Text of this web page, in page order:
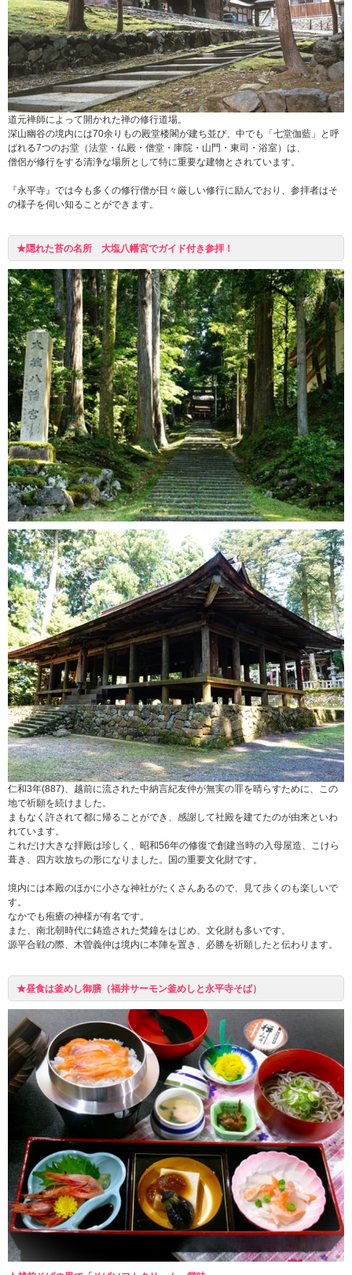
道元禅師によって開かれた禅の修行道場。
深山幽谷の境内には70余りもの殿堂楼閣が建ち並び、中でも「七堂伽藍」と呼
ばれる7つのお堂（法堂・仏殿・僧堂・庫院・山門・東司・浴室）は、
僧侶が修行をする清浄な場所として特に重要な建物とされています。
『永平寺』では今も多くの修行僧が日々厳しい修行に励んでおり、参拝者はそ
の様子を伺い知ることができます。
★隠れた苔の名所 大塩八幡宮でガイド付き参拝！
仁和3年(887)、越前に流された中納言紀友仲が無実の罪を晴らすために、この
地で祈願を続けました。
まもなく許されて都に帰ることができ、感謝して社殿を建てたのが由来といわ
れています。
これだけ大きな拝殿は珍しく、昭和56年の修復で創建当時の入母屋造、こけら
葺き、四方吹放ちの形になりました。国の重要文化財です。
境内には本殿のほかに小さな神社がたくさんあるので、見て歩くのも楽しいで
す。
なかでも疱瘡の神様が有名です。
また、南北朝時代に鋳造された梵鐘をはじめ、文化財も多いです。
源平合戦の際、木曽義仲は境内に本陣を置き、必勝を祈願したと伝わります。
★昼食は釜めし御膳（福井サーモン釜めしと永平寺そば）